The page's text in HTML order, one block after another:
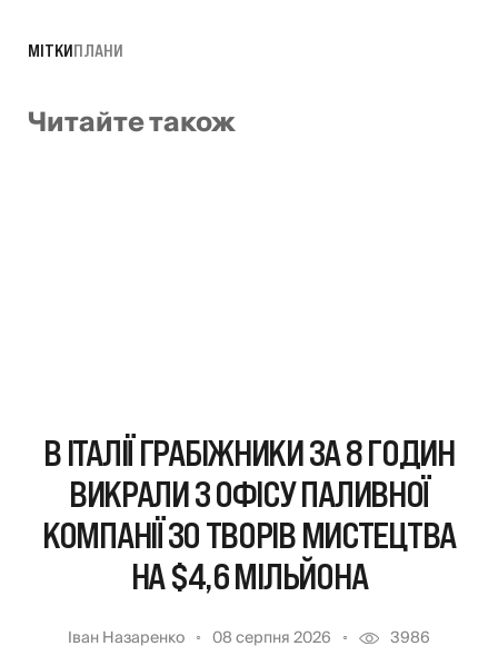
МІТКИПЛАНИ
Читайте також
В ІТАЛІЇ ГРАБІЖНИКИ ЗА 8 ГОДИН
ВИКРАЛИ З ОФІСУ ПАЛИВНОЇ
КОМПАНІЇ 30 ТВОРІВ МИСТЕЦТВА
НА $4,6 МІЛЬЙОНА
Іван Назаренко 08 серпня 2026 3986